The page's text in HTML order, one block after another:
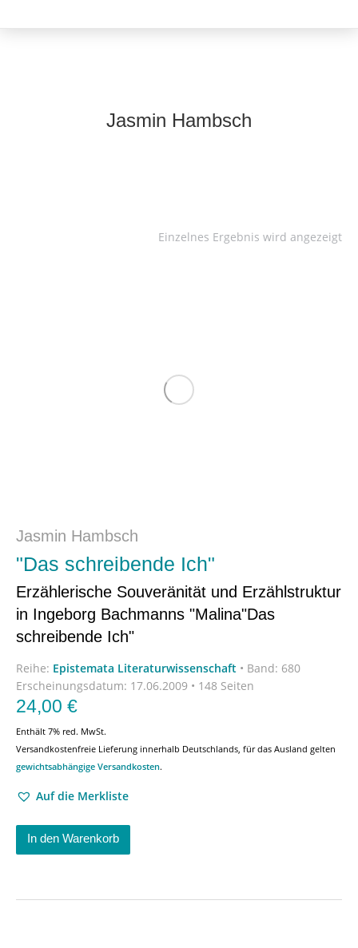
Jasmin Hambsch
Einzelnes Ergebnis wird angezeigt
Jasmin Hambsch
"Das schreibende Ich"
Erzählerische Souveränität und Erzählstruktur
in Ingeborg Bachmanns "Malina"Das
schreibende Ich"
Reihe: Epistemata Literaturwissenschaft • Band: 680
Erscheinungsdatum: 17.06.2009 • 148 Seiten
24,00 €
Enthält 7% red. MwSt.
Versandkostenfreie Lieferung innerhalb Deutschlands, für das Ausland gelten
gewichtsabhängige Versandkosten.
Auf die Merkliste
In den Warenkorb